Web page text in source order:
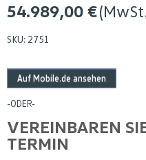
54.989,00 €
SKU: 2751
Auf Mobile.de ansehen
-ODER-
VEREINBAREN
TERMIN